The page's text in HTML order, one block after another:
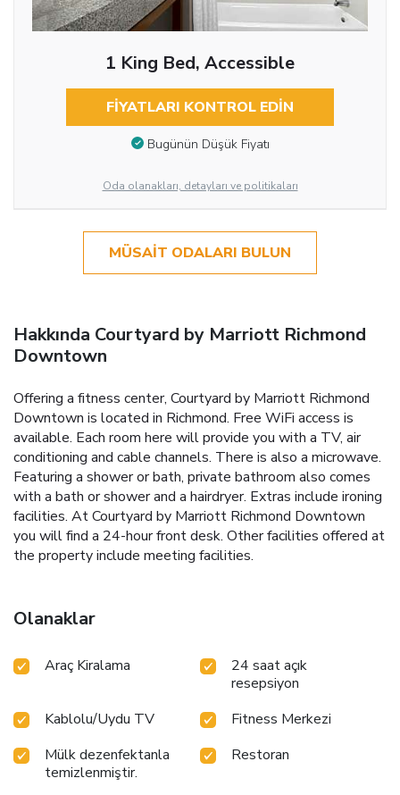
1 King Bed, Accessible
FIYATLARI KONTROL EDIN
Bugünün Düşük Fiyatı
Oda olanakları, detayları ve politikaları
MÜSAIT ODALARI BULUN
Hakkında Courtyard by Marriott Richmond
Downtown
Offering a fitness center, Courtyard by Marriott Richmond
Downtown is located in Richmond. Free WiFi access is
available. Each room here will provide you with a TV, air
conditioning and cable channels. There is also a microwave.
Featuring a shower or bath, private bathroom also comes
with a bath or shower and a hairdryer. Extras include ironing
facilities. At Courtyard by Marriott Richmond Downtown
you will find a 24-hour front desk. Other facilities offered at
the property include meeting facilities.
Olanaklar
Araç Kiralama
24 saat açık
resepsiyon
Kablolu/Uydu TV
Fitness Merkezi
Mülk dezenfektanla
temizlenmiştir.
Restoran